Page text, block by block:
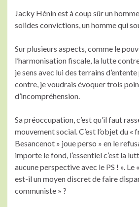
Jacky Hénin est à coup sûr un
solides convictions, un homme qui
Sur plusieurs aspects, comme le
l’harmonisation fiscale, la lutte
je sens avec lui des terrains
contre, je voudrais évoquer trois
d’incompréhension.
Sa préoccupation, c’est qu’il faut
mouvement social. C’est l’objet du «
Besancenot » joue perso » en le
importe le fond, l’essentiel c’est la
aucune perspective avec le PS ! ». Le
est-il un moyen discret de faire
communiste » ?